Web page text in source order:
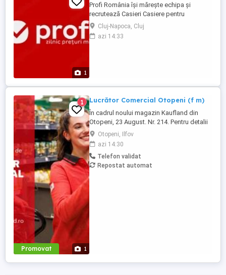
1
Profi România își mărește echipa și
recrutează Casieri Casiere pentru
magazinele sale. Dacă îți dorești un loc de
muncă stabil, într-o companie de retail
aflată în continuă dezvoltare, te invităm să
Cluj-Napoca, Cluj
azi 14:33
Promovat 1
1 Lucrător Comercial Otopeni (f m)
În cadrul noului magazin Kaufland din
Otopeni, 23 August. Nr. 214. Pentru detalii
sau pentru a aplica, sună la 021 91 32 sau
depune-ți CV-ul online pe
cariere.kaufland.ro Beneficiile tale Salariu
de 5500 lei brut (pentru un program de
lucru de 8 ore pe zi) și bonuri de masă
Otopeni, Ilfov
azi 14:30
Telefon validat
Repostat automat